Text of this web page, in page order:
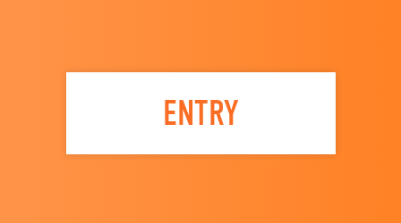
ENTRY